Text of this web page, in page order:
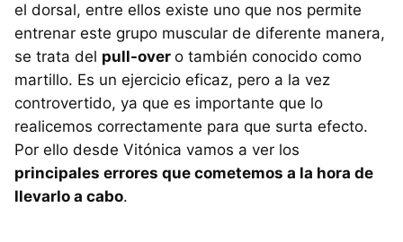
el dorsal, entre ellos existe uno que nos permite
entrenar este grupo muscular de diferente manera,
se trata del pull-over o también conocido como
martillo. Es un ejercicio eficaz, pero a la vez
controvertido, ya que es importante que lo
realicemos correctamente para que surta efecto.
Por ello desde Vitónica vamos a ver los
principales errores que cometemos a la hora de
llevarlo a cabo.